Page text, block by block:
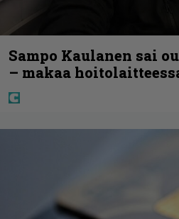
Sampo Kaulanen sai
– makaa